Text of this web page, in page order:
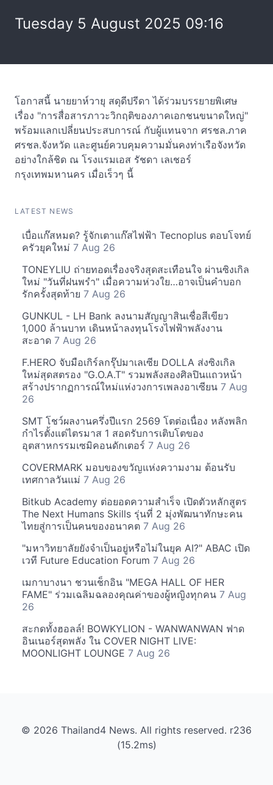
Tuesday 5 August 2025 09:16
โอกาสนี้ นายยาห์วายุ สดุดีปรีดา ได้ร่วมบรรยายพิเศษ
เรื่อง "การสื่อสารภาวะวิกฤติของภาคเอกชนขนาดใหญ่"
พร้อมแลกเปลี่ยนประสบการณ์ กับผู้แทนจาก ศรชล.ภาค
ศรชล.จังหวัด และศูนย์ควบคุมความมั่นคงท่าเรือจังหวัด
อย่างใกล้ชิด ณ โรงแรมเอส รัชดา เลเชอร์
กรุงเทพมหานคร เมื่อเร็วๆ นี้
LATEST NEWS
เบื่อแก๊สหมด? รู้จักเตาแก๊สไฟฟ้า Tecnoplus ตอบโจทย์
ครัวยุคใหม่ 7 Aug 26
TONEYLIU ถ่ายทอดเรื่องจริงสุดสะเทือนใจ ผ่านซิงเกิล
ใหม่ "วันที่ฝนพรำ" เมื่อความห่วงใย…อาจเป็นคำบอก
รักครั้งสุดท้าย 7 Aug 26
GUNKUL - LH Bank ลงนามสัญญาสินเชื่อสีเขียว
1,000 ล้านบาท เดินหน้าลงทุนโรงไฟฟ้าพลังงาน
สะอาด 7 Aug 26
F.HERO จับมือเกิร์ลกรุ๊ปมาเลเซีย DOLLA ส่งซิงเกิล
ใหม่สุดสตรอง "G.O.A.T" รวมพลังสองศิลปินแถวหน้า
สร้างปรากฏการณ์ใหม่แห่งวงการเพลงอาเซียน 7 Aug
26
SMT โชว์ผลงานครึ่งปีแรก 2569 โตต่อเนื่อง หลังพลิก
กำไรตั้งแต่ไตรมาส 1 สอดรับการเติบโตของ
อุตสาหกรรมเซมิคอนดักเตอร์ 7 Aug 26
COVERMARK มอบของขวัญแห่งความงาม ต้อนรับ
เทศกาลวันแม่ 7 Aug 26
Bitkub Academy ต่อยอดความสำเร็จ เปิดตัวหลักสูตร
The Next Humans Skills รุ่นที่ 2 มุ่งพัฒนาทักษะคน
ไทยสู่การเป็นคนของอนาคต 7 Aug 26
"มหาวิทยาลัยยังจำเป็นอยู่หรือไม่ในยุค AI?" ABAC เปิด
เวที Future Education Forum 7 Aug 26
เมกาบางนา ชวนเช็กอิน "MEGA HALL OF HER
FAME" ร่วมเฉลิมฉลองคุณค่าของผู้หญิงทุกคน 7 Aug
26
สะกดทั้งฮอลล์! BOWKYLION - WANWANWAN ฟาด
อินเนอร์สุดพลัง ใน COVER NIGHT LIVE:
MOONLIGHT LOUNGE 7 Aug 26
© 2026 Thailand4 News. All rights reserved. r236
(15.2ms)